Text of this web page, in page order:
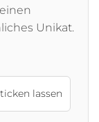
Unikat.
lassen